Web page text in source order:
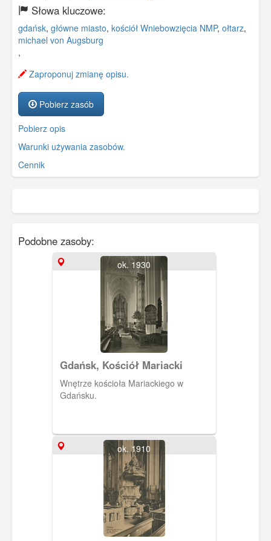
Słowa kluczowe:
gdańsk, główne miasto, kościół Wniebowzięcia NMP, ołtarz,
michael von Augsburg
,
Zaproponuj zmianę opisu.
Pobierz zasób
Pobierz opis
Warunki używania zasobów.
Cennik
Podobne zasoby:
ok. 1930
Gdańsk, Kościół Mariacki
Wnętrze kościoła Mariackiego w
Gdańsku.
ok. 1910